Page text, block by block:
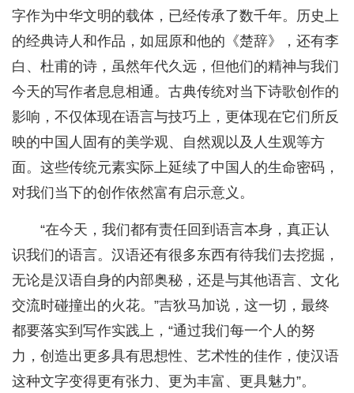
字作为中华文明的载体，已经传承了数千年。历史上
的经典诗人和作品，如屈原和他的《楚辞》，还有李
白、杜甫的诗，虽然年代久远，但他们的精神与我们
今天的写作者息息相通。古典传统对当下诗歌创作的
影响，不仅体现在语言与技巧上，更体现在它们所反
映的中国人固有的美学观、自然观以及人生观等方
面。这些传统元素实际上延续了中国人的生命密码，
对我们当下的创作依然富有启示意义。
“在今天，我们都有责任回到语言本身，真正认
识我们的语言。汉语还有很多东西有待我们去挖掘，
无论是汉语自身的内部奥秘，还是与其他语言、文化
交流时碰撞出的火花。”吉狄马加说，这一切，最终
都要落实到写作实践上，“通过我们每一个人的努
力，创造出更多具有思想性、艺术性的佳作，使汉语
这种文字变得更有张力、更为丰富、更具魅力”。